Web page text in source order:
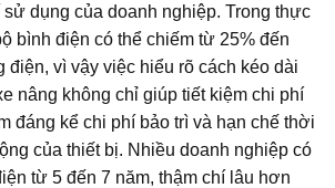
sử dụng của doanh nghiệp. Trong thực
bình điện có thể chiếm từ 25% đến
điện, vì vậy việc hiểu rõ cách kéo dài
nâng không chỉ giúp tiết kiệm chi phí
đáng kể chi phí bảo trì và hạn chế thời
của thiết bị. Nhiều doanh nghiệp có
từ 5 đến 7 năm, thậm chí lâu hơn